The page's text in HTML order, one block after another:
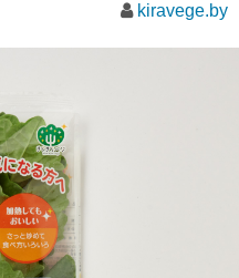
kiravege.by